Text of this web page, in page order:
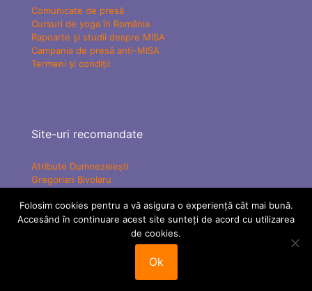
Comunicate de presă
Cursuri de yoga în România
Rapoarte și studii despre MISA
Campania de presă anti-MISA
Termeni și condiții
Site-uri recomandate
Atribute Dumnezeiești
Gregorian Bivolaru
Mișcarea Charismatică Teofanică
Vindecare Spirituală
Folosim cookies pentru a vă asigura o experiență cât mai bună.
Accesând în continuare acest site sunteți de acord cu utilizarea
de cookies.
Ok